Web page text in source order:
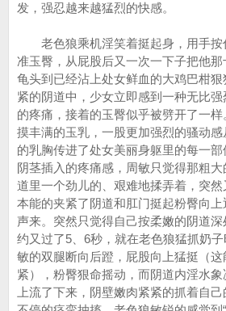
发，强忍越来越猛烈的快感。
老色狼乘机淫笑着挺起身，用手按
准玉臀，从屁股后又一次一下子把他
龟头到已经沾上处女鲜血的大鸡巴柑
紧的阴道中，少女立即感到一种无比
的疼痛，接着的玉臀似乎被劈开了一
摸丰满的玉乳，一股更加强烈的骚动
的乳胸传进了处女美丽身躯里的每一
阴茎插入的疼痛感，周敏只觉得那粗
道里一个劲儿的、艰难地揉弄着，突
本能的夹紧了阴道和肛门挺起粉臀向上
声来。突然只觉得自己按柔嫩的阴道
约又过了5、6秒，就在老色狼猛抓奶
敏的双腿断向后蹬，屁股向上猛挺（
紧），粉臀狠命摇动，而阴道内淫水
上流了下来，阴壁嫩肉紧紧的抓着自